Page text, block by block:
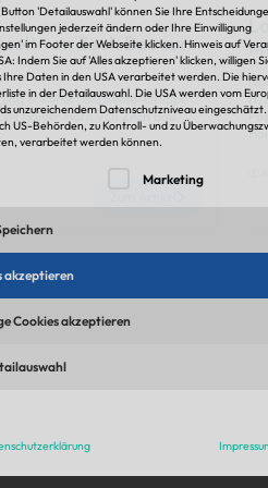
von Zech Bau zur
erweitert die Reese-Gruppe
Holger Horn von Zech Bau.
'Detailauswahl' können Sie Ihre
jederzeit ändern oder Ihre Einwilligung
im Footer der Webseite klicken. Hinweis auf
Indem Sie auf 'Alles akzeptieren' klicken, willigen
Ihre Daten in den USA verarbeitet werden. Die
in der Detailauswahl. Die USA werden vom
unzureichendem Datenschutzniveau eingeschätzt.
US-Behörden, zu Kontroll- und zu
verarbeitet werden können.
für die eine Einwilligung
Marketing
akzeptieren
Cookies akzeptieren